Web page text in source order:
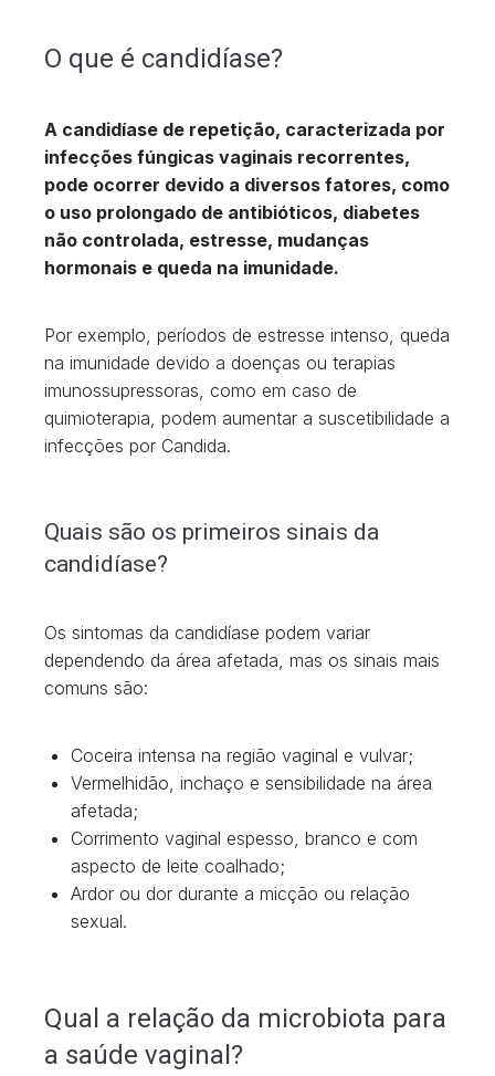
O que é candidíase?
A candidíase de repetição, caracterizada por
infecções fúngicas vaginais recorrentes,
pode ocorrer devido a diversos fatores, como
o uso prolongado de antibióticos, diabetes
não controlada, estresse, mudanças
hormonais e queda na imunidade.
Por exemplo, períodos de estresse intenso, queda
na imunidade devido a doenças ou terapias
imunossupressoras, como em caso de
quimioterapia, podem aumentar a suscetibilidade a
infecções por Candida.
Quais são os primeiros sinais da
candidíase?
Os sintomas da candidíase podem variar
dependendo da área afetada, mas os sinais mais
comuns são:
Coceira intensa na região vaginal e vulvar;
Vermelhidão, inchaço e sensibilidade na área
afetada;
Corrimento vaginal espesso, branco e com
aspecto de leite coalhado;
Ardor ou dor durante a micção ou relação
sexual.
Qual a relação da microbiota para
a saúde vaginal?